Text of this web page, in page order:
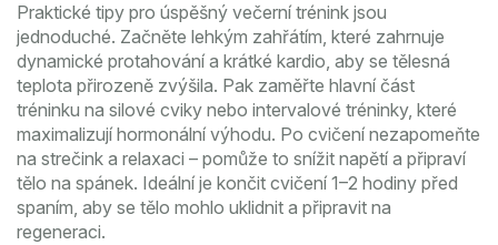
Praktické tipy pro úspěšný večerní trénink jsou
jednoduché. Začněte lehkým zahřátím, které zahrnuje
dynamické protahování a krátké kardio, aby se tělesná
teplota přirozeně zvýšila. Pak zaměřte hlavní část
tréninku na silové cviky nebo intervalové tréninky, které
maximalizují hormonální výhodu. Po cvičení nezapomeňte
na strečink a relaxaci – pomůže to snížit napětí a připraví
tělo na spánek. Ideální je končit cvičení 1–2 hodiny před
spaním, aby se tělo mohlo uklidnit a připravit na
regeneraci.